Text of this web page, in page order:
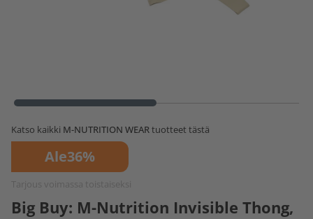
Katso kaikki M-NUTRITION WEARtuotteet tästä
Ale36%
Tarjous voimassa toistaiseksi
Big Buy: M-Nutrition Invisible Thong,